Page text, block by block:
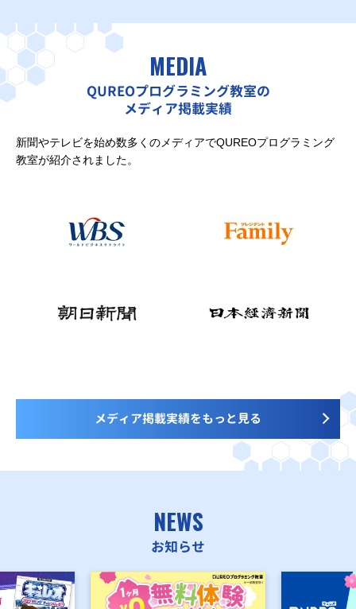
MEDIA
QUREOプログラミング教室の
メディア掲載実績
新聞やテレビを始め数多くのメディアでQUREOプログラミング
教室が紹介されました。
メディア掲載実績をもっと見る
NEWS
お知らせ